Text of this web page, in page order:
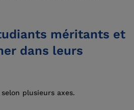
méritants et
dans leurs
plusieurs axes.